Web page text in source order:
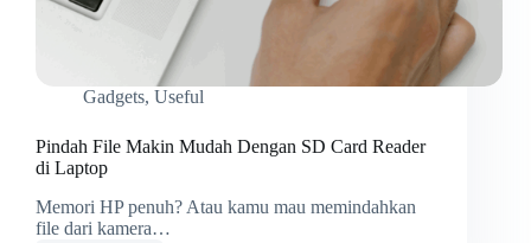
Gadgets, Useful
Pindah File Makin Mudah Dengan SD Card Reader
di Laptop
Memori HP penuh? Atau kamu mau memindahkan
file dari kamera…